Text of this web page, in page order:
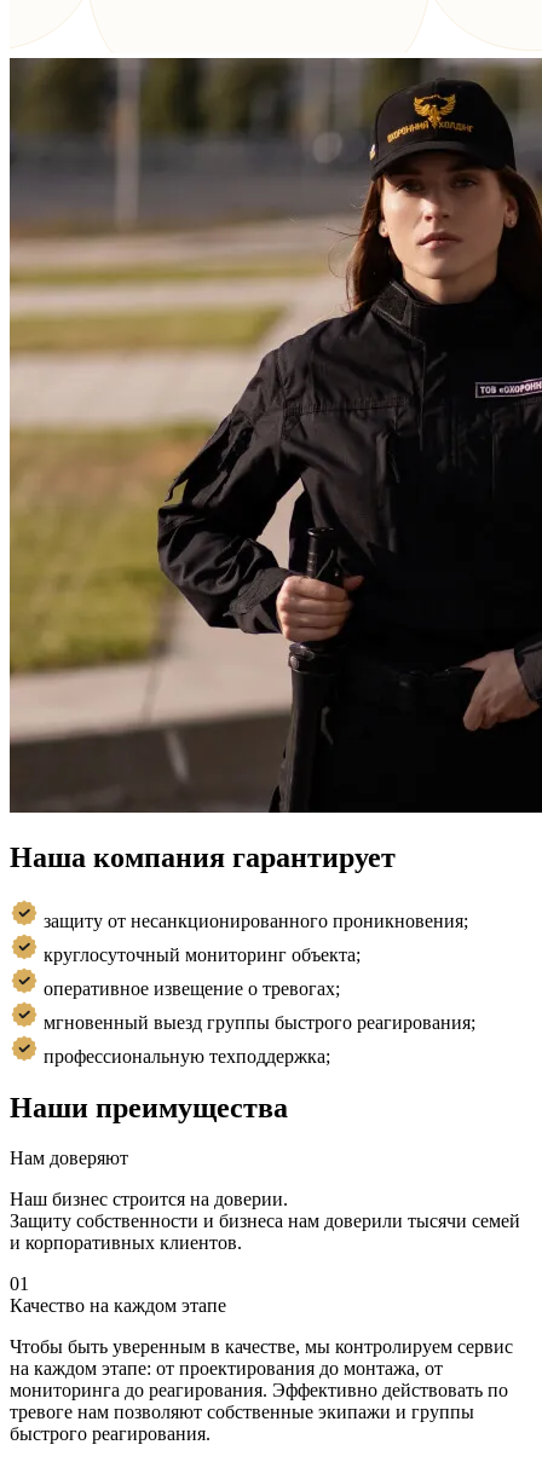
Наша компания гарантирует
защиту от несанкционированного проникновения;
круглосуточный мониторинг объекта;
оперативное извещение о тревогах;
мгновенный выезд группы быстрого реагирования;
профессиональную техподдержка;
Наши преимущества
Нам доверяют
Наш бизнес строится на доверии.
Защиту собственности и бизнеса нам доверили тысячи семей
и корпоративных клиентов.
01
Качество на каждом этапе
Чтобы быть уверенным в качестве, мы контролируем сервис
на каждом этапе: от проектирования до монтажа, от
мониторинга до реагирования. Эффективно действовать по
тревоге нам позволяют собственные экипажи и группы
быстрого реагирования.